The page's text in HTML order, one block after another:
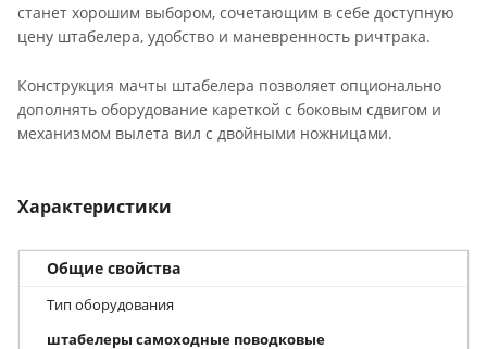
станет хорошим выбором, сочетающим в себе доступную
цену штабелера, удобство и маневренность ричтрака.
Конструкция мачты штабелера позволяет опционально
дополнять оборудование кареткой с боковым сдвигом и
механизмом вылета вил с двойными ножницами.
Характеристики
Общие свойства
Тип оборудования
штабелеры самоходные поводковые